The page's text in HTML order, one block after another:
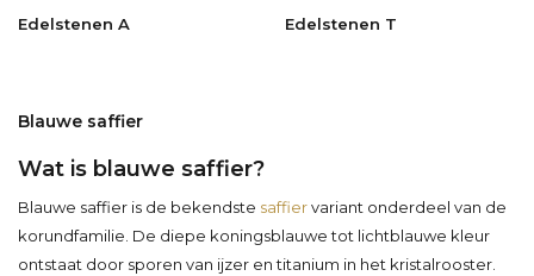
Edelstenen A Edelstenen T
Blauwe saffier
Wat is blauwe saffier?
Blauwe saffier is de bekendste saffiervariant onderdeel van de
korundfamilie. De diepe koningsblauwe tot lichtblauwe kleur
ontstaat door sporen van ijzer en titanium in het kristalrooster.